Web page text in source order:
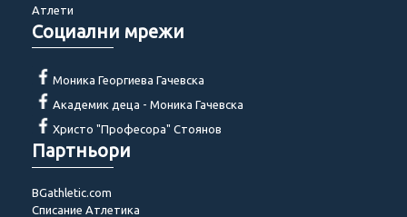
Атлети
Социални мрежи
Моника Георгиева Гачевска
Академик деца - Моника Гачевска
Христо "Професора" Стоянов
Партньори
BGathletic.com
Списание Атлетика